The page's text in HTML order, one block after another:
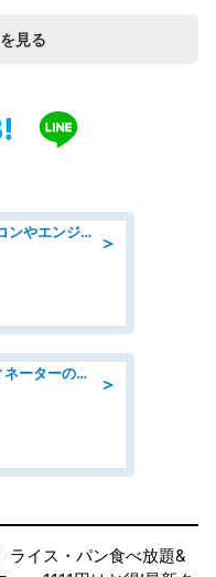
見る
＞
安定の正社員雇用!カーエアコンやエンジンの製造・加工業務 denso aichi
＞
「土日祝休み」治験コーディネーターのお仕事/未経験OK
ライス・パン食べ放題&